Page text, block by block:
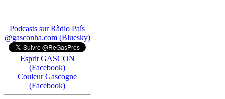
Podcasts sur Ràdio País
@gasconha.com (Bluesky)
Esprit GASCON
(Facebook)
Couleur Gascogne
(Facebook)